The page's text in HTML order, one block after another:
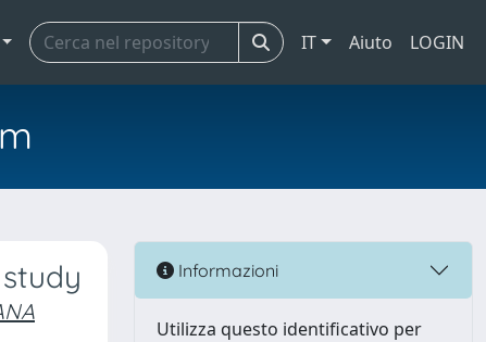
IT Aiuto LOGIN
Informazioni
Utilizza questo identificativo per